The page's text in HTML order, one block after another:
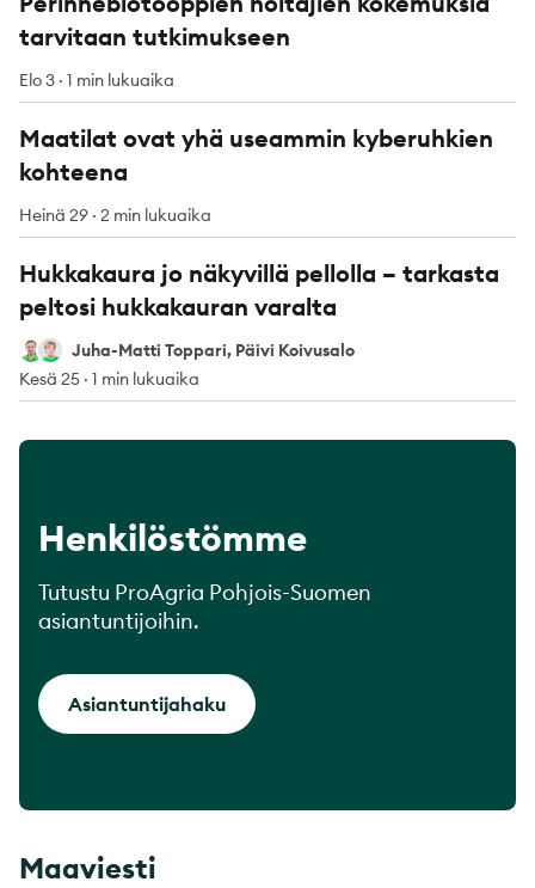
tarvitaan tutkimukseen
Elo 3 · 1 min lukuaika
Maatilat ovat yhä useammin kyberuhkien
kohteena
Heinä 29 · 2 min lukuaika
Hukkakaura jo näkyvillä pellolla – tarkasta
peltosi hukkakauran varalta
Juha-Matti Toppari
Päivi Koivusalo
Juha-Matti Toppari, Päivi Koivusalo
Kesä 25 · 1 min lukuaika
Henkilöstömme
Tutustu ProAgria Pohjois-Suomen
asiantuntijoihin.
Asiantuntijahaku
Maaviesti